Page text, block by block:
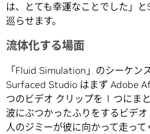
は、とても幸運なことでした」
巡らせます。
流体化する場面
「Fluid Simulation」のシーケン
Surfaced Studio はまず Adobe
つのビデオ クリップを 1 つにま
波にぶつかったふりをするビデ
人のジミーが彼に向かって走って